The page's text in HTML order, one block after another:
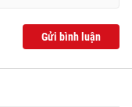
Gửi bình luận